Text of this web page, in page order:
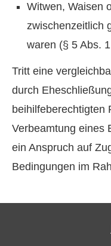
Witwen, Waisen
zwischenzeitlich
waren (§ 5 Abs.
Tritt eine
durch
beihilfeberechtigten
Verbeamtung eines
ein Anspruch auf
Bedingungen im